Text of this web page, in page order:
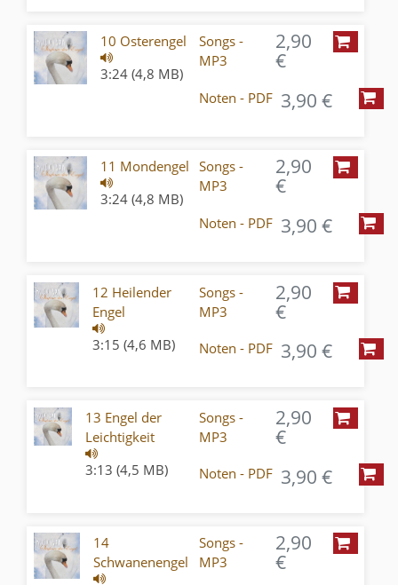
10 Osterengel
3:24 (4,8 MB)
Songs -
MP3
2,90
€
Noten - PDF 3,90 €
11 Mondengel
3:24 (4,8 MB)
Songs -
MP3
2,90
€
Noten - PDF 3,90 €
12 Heilender
Engel
3:15 (4,6 MB)
Songs -
MP3
2,90
€
Noten - PDF 3,90 €
13 Engel der
Leichtigkeit
3:13 (4,5 MB)
Songs -
MP3
2,90
€
Noten - PDF 3,90 €
14
Schwanenengel
Songs -
MP3
2,90
€